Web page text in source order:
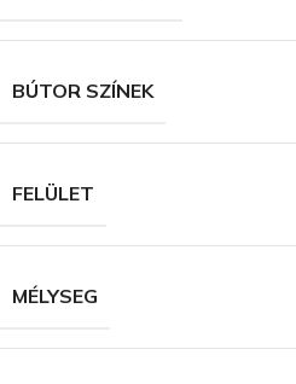
BÚTOR SZÍNEK
FELÜLET
MÉLYSEG